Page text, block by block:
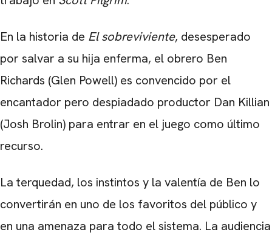
En la historia de El sobreviviente, desesperado
por salvar a su hija enferma, el obrero Ben
Richards (Glen Powell) es convencido por el
encantador pero despiadado productor Dan Killian
(Josh Brolin) para entrar en el juego como último
recurso.
La terquedad, los instintos y la valentía de Ben lo
convertirán en uno de los favoritos del público y
en una amenaza para todo el sistema. La audiencia